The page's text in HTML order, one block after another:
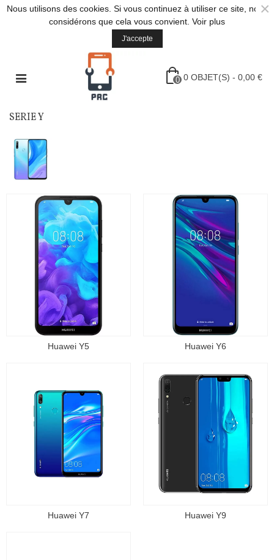
Nous utilisons des cookies. Si vous continuez à utiliser ce site, nous
considérons que cela vous convient. Voir plus
J'accepte
×
0 0 OBJET(S) - 0,00 €
SERIE Y
Huawei Y5 Huawei Y6
Huawei Y7 Huawei Y9